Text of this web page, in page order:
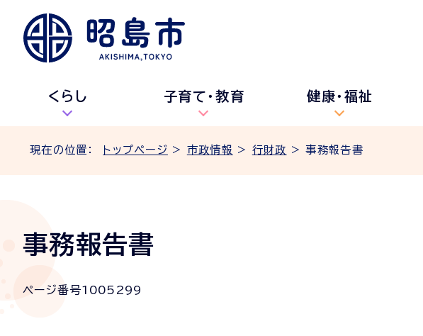
くらし 子育て・教育 健康・福祉
現在の位置： トップページ > 市政情報 > 行財政 > 事務報告書
事務報告書
ページ番号1005299